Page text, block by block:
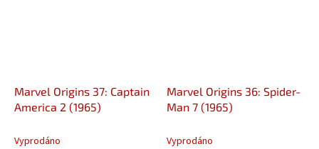
Marvel Origins 37: Captain
America 2 (1965)
Vyprodáno
Marvel Origins 36: Spider-
Man 7 (1965)
Vyprodáno